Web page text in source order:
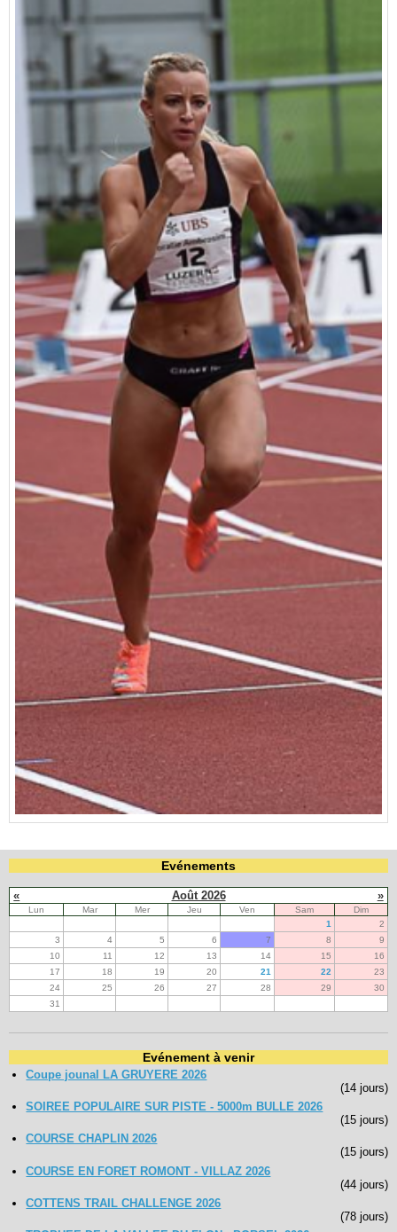
Evénements
« Août 2026 »
Lun Mar Mer Jeu Ven Sam
Dim
1
2
3
4 5 6 7 8
9
10
11 12 13 14 15
16
17
18 19 20 21 22
23
24
25 26 27 28 29
30
31
Evénement à venir
Coupe jounal LA GRUYERE 2026
(14 jours)
SOIREE POPULAIRE SUR PISTE - 5000m BULLE 2026
(15 jours)
COURSE CHAPLIN 2026
(15 jours)
COURSE EN FORET ROMONT - VILLAZ 2026
(44 jours)
COTTENS TRAIL CHALLENGE 2026
(78 jours)